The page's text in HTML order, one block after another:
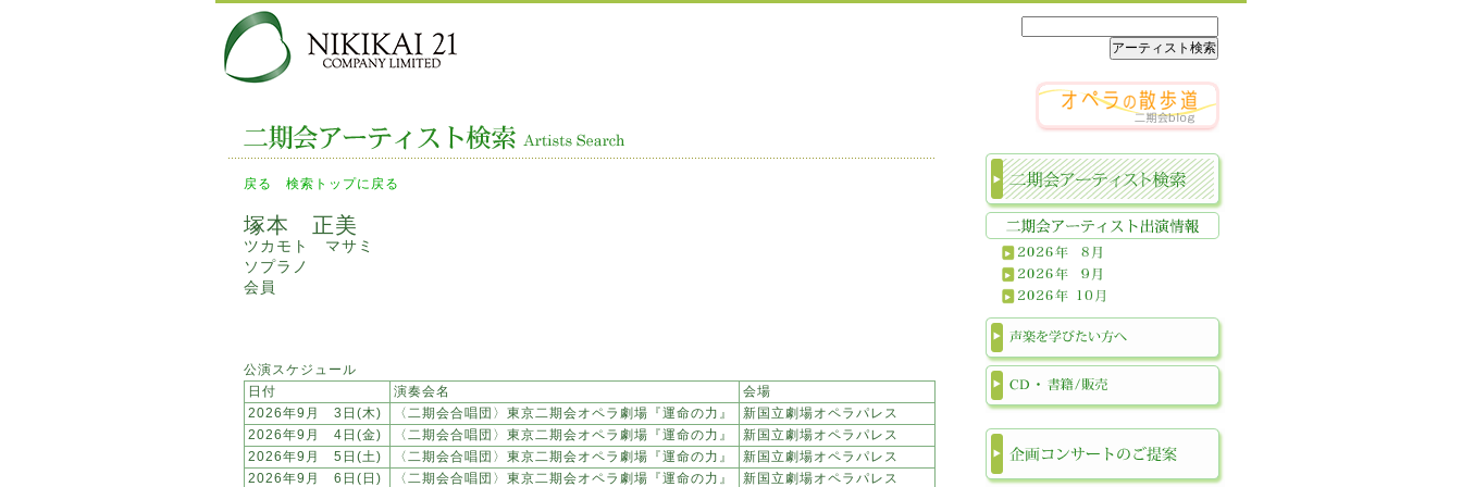
戻る 検索トップに戻る
塚本 正美
ツカモト マサミ
ソプラノ
会員
公演スケジュール
日付
演奏会名
会場
2026年9月 3日(木)
〈二期会合唱団〉東京二期会オペラ劇場『運命の力』
新国立劇場オペラパレス
2026年9月 4日(金)
〈二期会合唱団〉東京二期会オペラ劇場『運命の力』
新国立劇場オペラパレス
2026年9月 5日(土)
〈二期会合唱団〉東京二期会オペラ劇場『運命の力』
新国立劇場オペラパレス
2026年9月 6日(日)
〈二期会合唱団〉東京二期会オペラ劇場『運命の力』 新国立劇場オペラパレス